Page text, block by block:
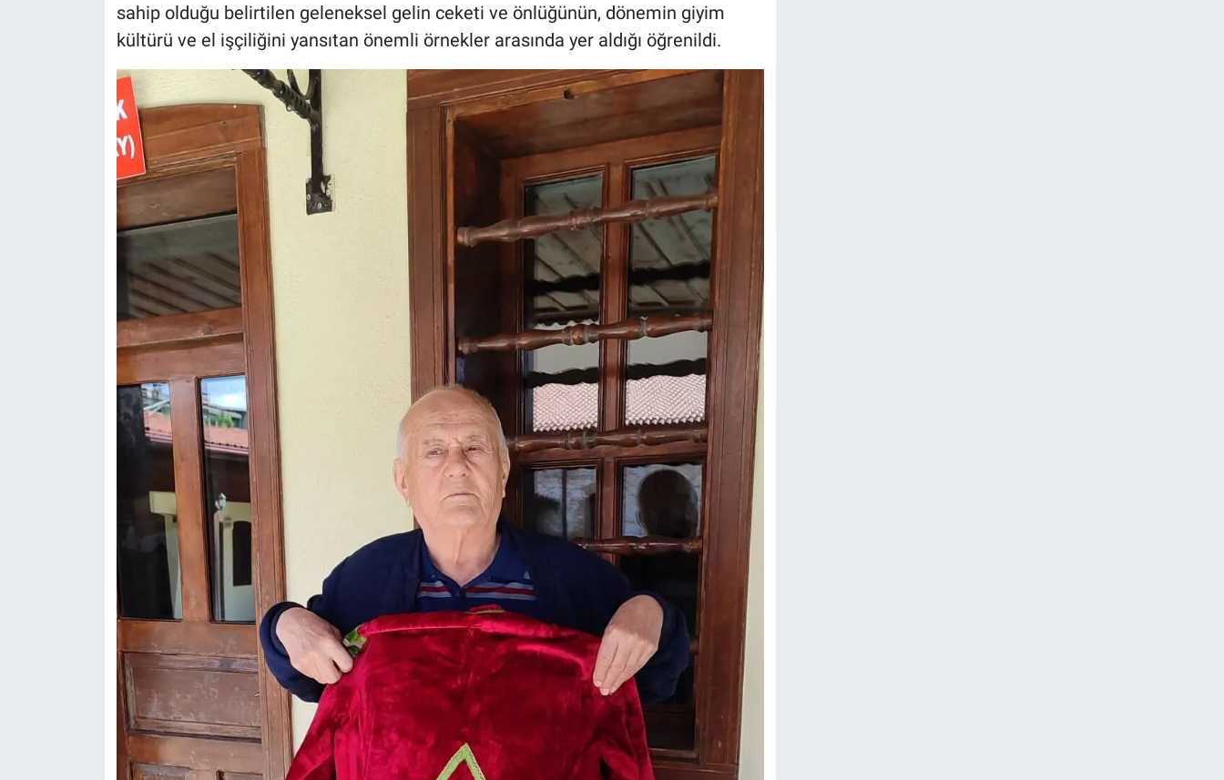
sahip olduğu belirtilen geleneksel gelin ceketi ve önlüğünün, dönemin giyim
kültürü ve el işçiliğini yansıtan önemli örnekler arasında yer aldığı öğrenildi.